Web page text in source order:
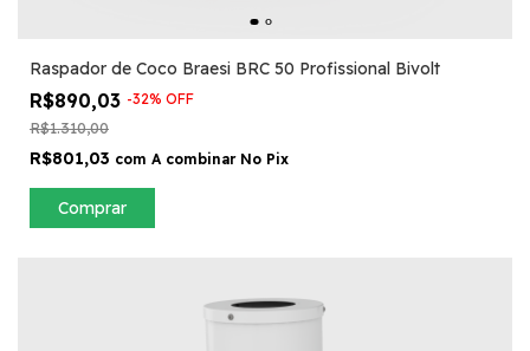
Raspador de Coco Braesi BRC 50 Profissional Bivolt
R$890,03 -32% OFF
R$1.310,00
R$801,03 com A combinar No Pix
Comprar